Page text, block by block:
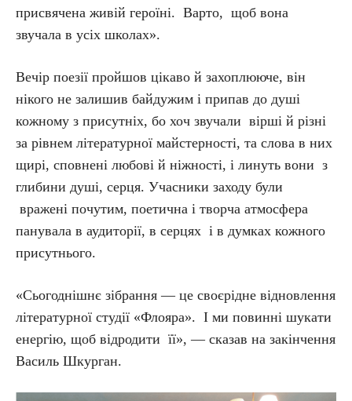
присвячена живій героїні. Варто, щоб вона
звучала в усіх школах».
Вечір поезії пройшов цікаво й захоплююче, він
нікого не залишив байдужим і припав до душі
кожному з присутніх, бо хоч звучали вірші й різні
за рівнем літературної майстерності, та слова в них
щирі, сповнені любові й ніжності, і линуть вони з
глибини душі, серця. Учасники заходу були
вражені почутим, поетична і творча атмосфера
панувала в аудиторії, в серцях і в думках кожного
присутнього.
«Сьогоднішнє зібрання — це своєрідне відновлення
літературної студії «Флояра». І ми повинні шукати
енергію, щоб відродити її», — сказав на закінчення
Василь Шкурган.